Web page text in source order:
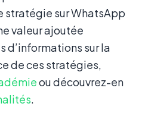
stratégie sur WhatsApp
valeur ajoutée
d’informations sur la
de ces stratégies,
ou découvrez-en
.